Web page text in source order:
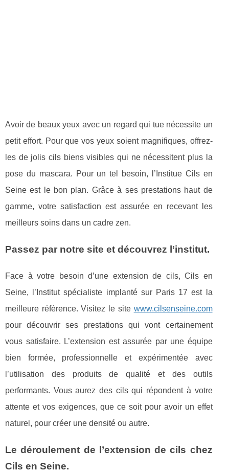
Avoir de beaux yeux avec un regard qui tue nécessite un
petit effort. Pour que vos yeux soient magnifiques, offrez-
les de jolis cils biens visibles qui ne nécessitent plus la
pose du mascara. Pour un tel besoin, l’Institue Cils en
Seine est le bon plan. Grâce à ses prestations haut de
gamme, votre satisfaction est assurée en recevant les
meilleurs soins dans un cadre zen.
Passez par notre site et découvrez l’institut.
Face à votre besoin d’une extension de cils, Cils en
Seine, l’Institut spécialiste implanté sur Paris 17 est la
meilleure référence. Visitez le site www.cilsenseine.com
pour découvrir ses prestations qui vont certainement
vous satisfaire. L’extension est assurée par une équipe
bien formée, professionnelle et expérimentée avec
l’utilisation des produits de qualité et des outils
performants. Vous aurez des cils qui répondent à votre
attente et vos exigences, que ce soit pour avoir un effet
naturel, pour créer une densité ou autre.
Le déroulement de l’extension de cils chez
Cils en Seine.